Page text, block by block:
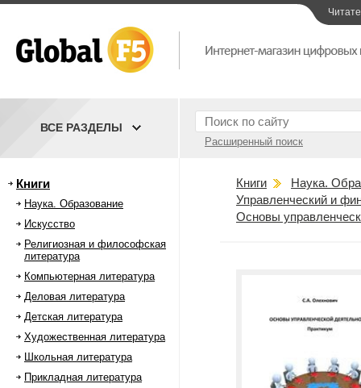
Расширенный поиск
ВСЕ РАЗДЕЛЫ
Книги
Наука. Образование
Искусство
Религиозная и философская
литература
Компьютерная литература
Деловая литература
Детская литература
Художественная литература
Школьная литература
Прикладная литература
Книги
Наука.
Управленческий и
Основы